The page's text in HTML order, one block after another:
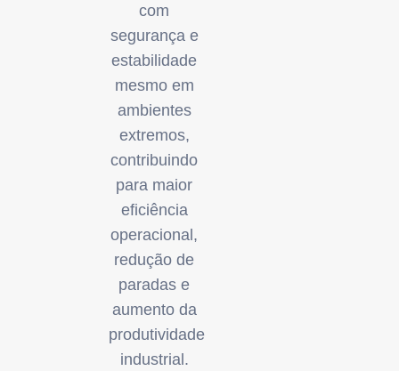
com
segurança e
estabilidade
mesmo em
ambientes
extremos,
contribuindo
para maior
eficiência
operacional,
redução de
paradas e
aumento da
produtividade
industrial.